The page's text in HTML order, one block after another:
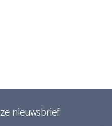
nieuwsbrief